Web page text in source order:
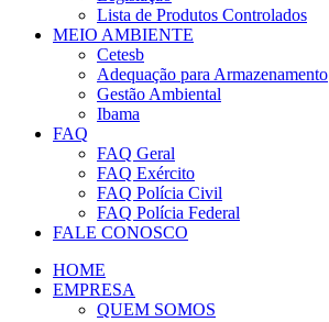
Lista de Produtos Controlados
MEIO AMBIENTE
Cetesb
Adequação para Armazenamento
Gestão Ambiental
Ibama
FAQ
FAQ Geral
FAQ Exército
FAQ Polícia Civil
FAQ Polícia Federal
FALE CONOSCO
HOME
EMPRESA
QUEM SOMOS